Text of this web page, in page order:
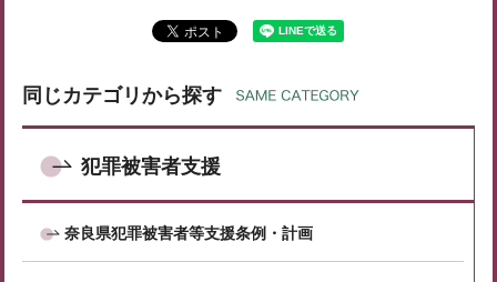
同じカテゴリから探す
犯罪被害者支援
奈良県犯罪被害者等支援条例・計画